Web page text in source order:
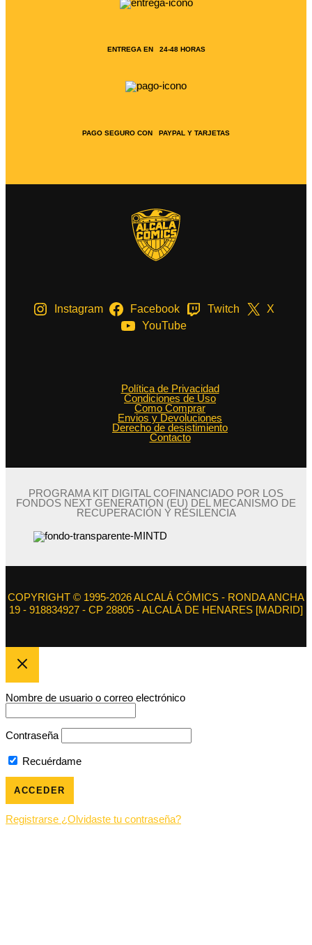
ENTREGA EN 24-48 HORAS
PAGO SEGURO CON PAYPAL Y TARJETAS
Instagram Facebook Twitch
X
YouTube
Política de Privacidad
Condiciones de Uso
Como Comprar
Envios y Devoluciones
Derecho de desistimiento
Contacto
PROGRAMA KIT DIGITAL COFINANCIADO POR LOS
FONDOS NEXT GENERATION (EU) DEL MECANISMO DE
RECUPERACIÓN Y RESILENCIA
COPYRIGHT © 1995-2026 ALCALÁ CÓMICS - RONDA ANCHA
19 - 918834927 - CP 28805 - ALCALÁ DE HENARES [MADRID]
Nombre de usuario o correo electrónico
Contraseña
Recuérdame
Registrarse ¿Olvidaste tu contraseña?